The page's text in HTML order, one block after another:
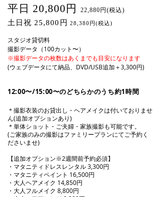
平日 20,800円 22,880円(税込)
土日祝 25,800円 28,380円(税込)
スタジオ貸切料
撮影データ（100カット〜）
※撮影データの枚数はあくまでも目安になります
(ウェブデータにて納品、DVD/USB追加＋3,300円)
12:00〜/15:00〜のどちらかのうち約1時間
＊撮影衣装のお貸出し・ヘアメイクは付いておりませ
ん(追加オプションあり)
＊単体ショット・ご夫婦・家族撮影も可能です。
(ご家族のみの撮影はファミリープランにてご予約く
ださいませ)
​【追加オプション※2週間前予約必須】
・マタニティドレスレンタル 3,300円
・マタニティペイント 16,500円
・大人ヘアメイク 14,850円
・大人フルメイク 8,800円